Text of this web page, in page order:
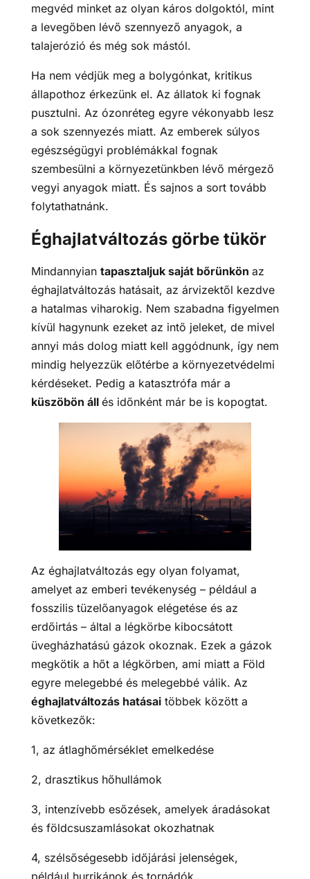
megvéd minket az olyan káros dolgoktól, mint
a levegőben lévő szennyező anyagok, a
talajerózió és még sok mástól.
Ha nem védjük meg a bolygónkat, kritikus
állapothoz érkezünk el. Az állatok ki fognak
pusztulni. Az ózonréteg egyre vékonyabb lesz
a sok szennyezés miatt. Az emberek súlyos
egészségügyi problémákkal fognak
szembesülni a környezetünkben lévő mérgező
vegyi anyagok miatt. És sajnos a sort tovább
folytathatnánk.
Éghajlatváltozás görbe tükör
Mindannyian tapasztaljuk saját bőrünkön az
éghajlatváltozás hatásait, az árvizektől kezdve
a hatalmas viharokig. Nem szabadna figyelmen
kívül hagynunk ezeket az intő jeleket, de mivel
annyi más dolog miatt kell aggódnunk, így nem
mindig helyezzük előtérbe a környezetvédelmi
kérdéseket. Pedig a katasztrófa már a
küszöbön áll és időnként már be is kopogtat.
Az éghajlatváltozás egy olyan folyamat,
amelyet az emberi tevékenység – például a
fosszilis tüzelőanyagok elégetése és az
erdőirtás – által a légkörbe kibocsátott
üvegházhatású gázok okoznak. Ezek a gázok
megkötik a hőt a légkörben, ami miatt a Föld
egyre melegebbé és melegebbé válik. Az
éghajlatváltozás hatásaitöbbek között a
következők:
1, az átlaghőmérséklet emelkedése
2, drasztikus hőhullámok
3, intenzívebb esőzések, amelyek áradásokat
és földcsuszamlásokat okozhatnak
4, szélsőségesebb időjárási jelenségek,